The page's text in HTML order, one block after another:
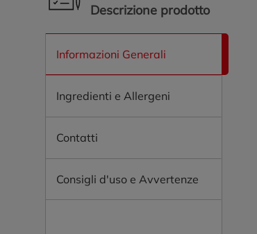
Descrizione prodotto
Informazioni Generali
Ingredienti e Allergeni
Contatti
Consigli d'uso e Avvertenze